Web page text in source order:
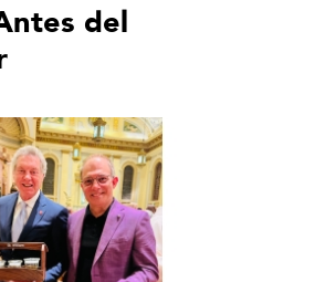
del